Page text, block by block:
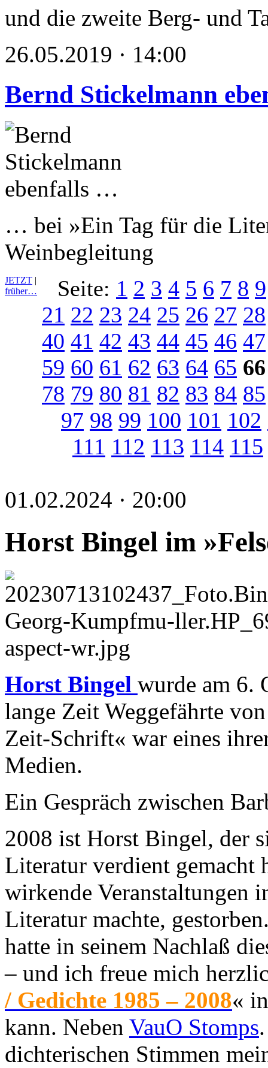
und die zweite Berg- und
26.05.2019 · 14:00
Bernd Stickelmann
… bei »Ein Tag für die
Weinbegleitung
JETZT |
früher…
Seite: 1 2 3 4 5 6 7 8 9
21 22 23 24 25 26 27 28
40 41 42 43 44 45 46 47
59 60 61 62 63 64 65 66
78 79 80 81 82 83 84 85
97 98 99 100 101 102
111 112 113 114 115
01.02.2024 · 20:00
Horst Bingel im
Horst Bingel wurde am 6.
lange Zeit Weggefährte
Zeit-Schrift« war eines
Medien.
Ein Gespräch zwischen
2008 ist Horst Bingel, der
Literatur verdient gemacht
wirkende Veranstaltungen
Literatur machte,
hatte in seinem Nachlaß
– und ich freue mich
/ Gedichte 1985 – 2008«
kann. Neben VauO Stomps
dichterischen Stimmen